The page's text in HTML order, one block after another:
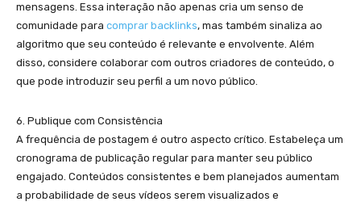
mensagens. Essa interação não apenas cria um senso de
comunidade para comprar backlinks, mas também sinaliza ao
algoritmo que seu conteúdo é relevante e envolvente. Além
disso, considere colaborar com outros criadores de conteúdo, o
que pode introduzir seu perfil a um novo público.
6. Publique com Consistência
A frequência de postagem é outro aspecto crítico. Estabeleça um
cronograma de publicação regular para manter seu público
engajado. Conteúdos consistentes e bem planejados aumentam
a probabilidade de seus vídeos serem visualizados e